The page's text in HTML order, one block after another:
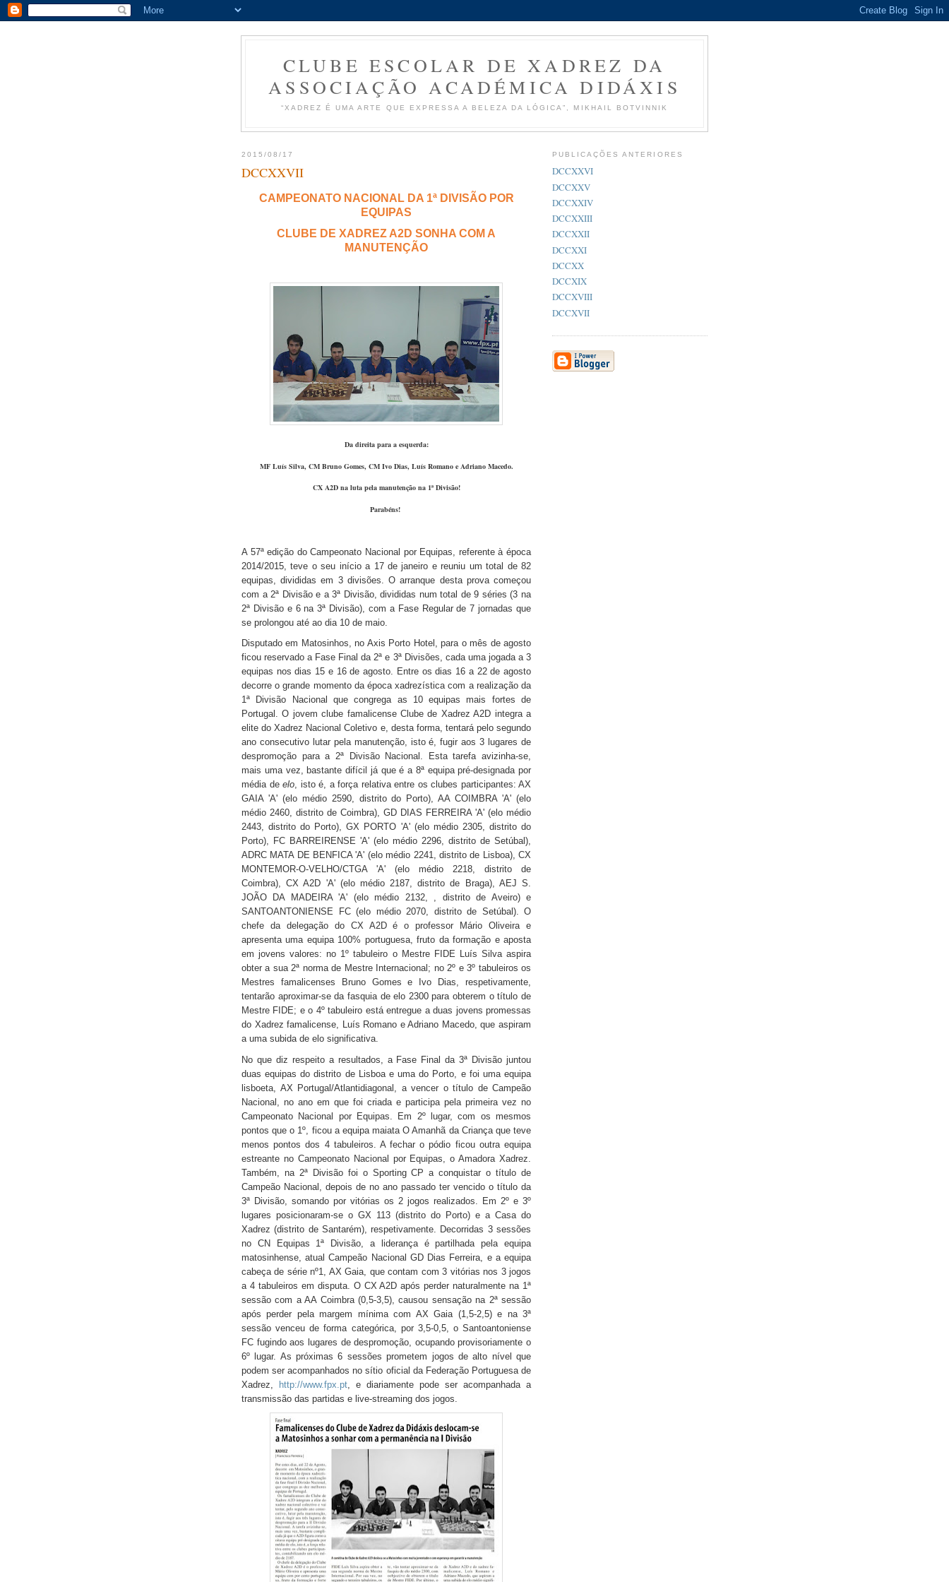
CLUBE ESCOLAR DE XADREZ DA
ASSOCIAÇÃO ACADÉMICA DIDÁXIS
“XADREZ É UMA ARTE QUE EXPRESSA A BELEZA DA LÓGICA”, MIKHAIL BOTVINNIK
2015/08/17
DCCXXVII
CAMPEONATO NACIONAL DA 1ª DIVISÃO POR
EQUIPAS
CLUBE DE XADREZ A2D SONHA COM A
MANUTENÇÃO
Da direita para a esquerda:
MF Luís Silva, CM Bruno Gomes, CM Ivo Dias, Luís Romano e Adriano Macedo.
CX A2D na luta pela manutenção na 1ª Divisão!
Parabéns!
A 57ª edição do Campeonato Nacional por Equipas, referente à época
2014/2015, teve o seu início a 17 de janeiro e reuniu um total de 82
equipas, divididas em 3 divisões. O arranque desta prova começou
com a 2ª Divisão e a 3ª Divisão, divididas num total de 9 séries (3 na
2ª Divisão e 6 na 3ª Divisão), com a Fase Regular de 7 jornadas que
se prolongou até ao dia 10 de maio.
Disputado em Matosinhos, no Axis Porto Hotel, para o mês de agosto
ficou reservado a Fase Final da 2ª e 3ª Divisões, cada uma jogada a 3
equipas nos dias 15 e 16 de agosto. Entre os dias 16 a 22 de agosto
decorre o grande momento da época xadrezística com a realização da
1ª Divisão Nacional que congrega as 10 equipas mais fortes de
Portugal. O jovem clube famalicense Clube de Xadrez A2D integra a
elite do Xadrez Nacional Coletivo e, desta forma, tentará pelo segundo
ano consecutivo lutar pela manutenção, isto é,fugir aos 3 lugares de
despromoção para a 2ª Divisão Nacional. Esta tarefa avizinha-se,
mais uma vez, bastante difícil já que é a 8ª equipa pré-designada por
média de elo, isto é, a força relativa entre os clubes participantes: AX
GAIA 'A' (elo médio 2590, distrito do Porto), AA COIMBRA 'A' (elo
médio 2460, distrito de Coimbra), GD DIAS FERREIRA 'A' (elo médio
2443, distrito do Porto), GX PORTO 'A' (elo médio 2305, distrito do
Porto), FC BARREIRENSE 'A' (elo médio 2296, distrito de Setúbal),
ADRC MATA DE BENFICA 'A' (elo médio 2241, distrito de Lisboa), CX
MONTEMOR-O-VELHO/CTGA 'A' (elo médio 2218, distrito de
Coimbra), CX A2D 'A' (elo médio 2187, distrito de Braga), AEJ S.
JOÃO DA MADEIRA 'A' (elo médio 2132, , distrito de Aveiro) e
SANTOANTONIENSE FC (elo médio 2070, distrito de Setúbal). O
chefe da delegação do CX A2D é o professor Mário Oliveira e
apresenta uma equipa 100% portuguesa, fruto da formação e aposta
em jovens valores: no 1º tabuleiro o Mestre FIDE Luís Silva aspira
obter a sua 2ª norma de Mestre Internacional; no 2º e 3º tabuleiros os
Mestres famalicenses Bruno Gomes e Ivo Dias, respetivamente,
tentarão aproximar-se da fasquia de elo 2300 para obterem o título de
Mestre FIDE; e o 4º tabuleiro está entregue a duas jovens promessas
do Xadrez famalicense, Luís Romano e Adriano Macedo, que aspiram
a uma subida de elo significativa.
No que diz respeito a resultados, a Fase Final da 3ª Divisão juntou
duas equipas do distrito de Lisboa e uma do Porto, e foi uma equipa
lisboeta, AX Portugal/Atlantidiagonal, a vencer o título de Campeão
Nacional, no ano em que foi criada e participa pela primeira vez no
Campeonato Nacional por Equipas. Em 2º lugar, com os mesmos
pontos que o 1º, ficou a equipa maiata O Amanhã da Criança que teve
menos pontos dos 4 tabuleiros. A fechar o pódio ficou outra equipa
estreante no Campeonato Nacional por Equipas, o Amadora Xadrez.
Também, na 2ª Divisão foi o Sporting CP a conquistar o título de
Campeão Nacional, depois de no ano passado ter vencido o título da
3ª Divisão, somando por vitórias os 2 jogos realizados. Em 2º e 3º
lugares posicionaram-se o GX 113 (distrito do Porto) e a Casa do
Xadrez (distrito de Santarém), respetivamente. Decorridas 3 sessões
no CN Equipas 1ª Divisão, a liderança é partilhada pela equipa
matosinhense, atual Campeão Nacional GD Dias Ferreira, e a equipa
cabeça de série nº1, AX Gaia, que contam com 3 vitórias nos 3 jogos
a 4 tabuleiros em disputa. O CX A2D após perder naturalmente na 1ª
sessão com a AA Coimbra (0,5-3,5), causou sensação na 2ª sessão
após perder pela margem mínima com AX Gaia (1,5-2,5) e na 3ª
sessão venceu de forma categórica, por 3,5-0,5, o Santoantoniense
FC fugindo aos lugares de despromoção, ocupando provisoriamente o
6º lugar. As próximas 6 sessões prometem jogos de alto nível que
podem ser acompanhados no sítio oficial da Federação Portuguesa de
Xadrez,
http://www.fpx.pt, e diariamente pode ser acompanhada a
transmissão das partidas e live-streaming dos jogos.
PUBLICAÇÕES ANTERIORES
DCCXXVI
DCCXXV
DCCXXIV
DCCXXIII
DCCXXII
DCCXXI
DCCXX
DCCXIX
DCCXVIII
DCCXVII